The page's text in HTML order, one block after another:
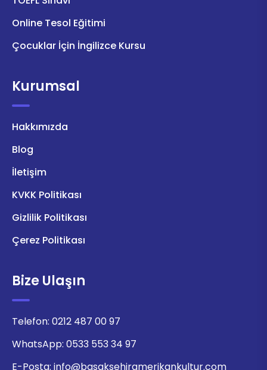
Online Tesol Eğitimi
Çocuklar İçin İngilizce Kursu
Kurumsal
Hakkımızda
Blog
İletişim
KVKK Politikası
Gizlilik Politikası
Çerez Politikası
Bize Ulaşın
Telefon: 0212 487 00 97
WhatsApp: 0533 553 34 97
E-Posta: info@basaksehiramerikankultur.com